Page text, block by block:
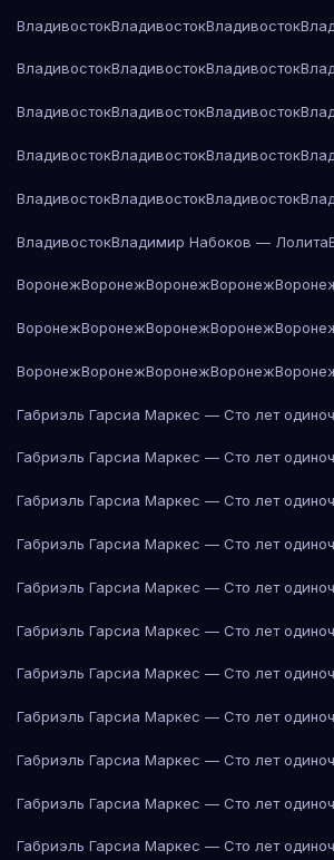
ВладивостокВладивостокВладивосток
ВладивостокВладивостокВладивосток
ВладивостокВладивостокВладивосток
ВладивостокВладивостокВладивосток
ВладивостокВладивостокВладивосток
ВладивостокВладимир Набоков — Лолита
ВоронежВоронежВоронежВоронеж
ВоронежВоронежВоронежВоронеж
ВоронежВоронежВоронежВоронеж
Габриэль Гарсиа Маркес — Сто лет
Габриэль Гарсиа Маркес — Сто лет
Габриэль Гарсиа Маркес — Сто лет
Габриэль Гарсиа Маркес — Сто лет
Габриэль Гарсиа Маркес — Сто лет
Габриэль Гарсиа Маркес — Сто лет
Габриэль Гарсиа Маркес — Сто лет
Габриэль Гарсиа Маркес — Сто лет
Габриэль Гарсиа Маркес — Сто лет
Габриэль Гарсиа Маркес — Сто лет
Габриэль Гарсиа Маркес — Сто лет